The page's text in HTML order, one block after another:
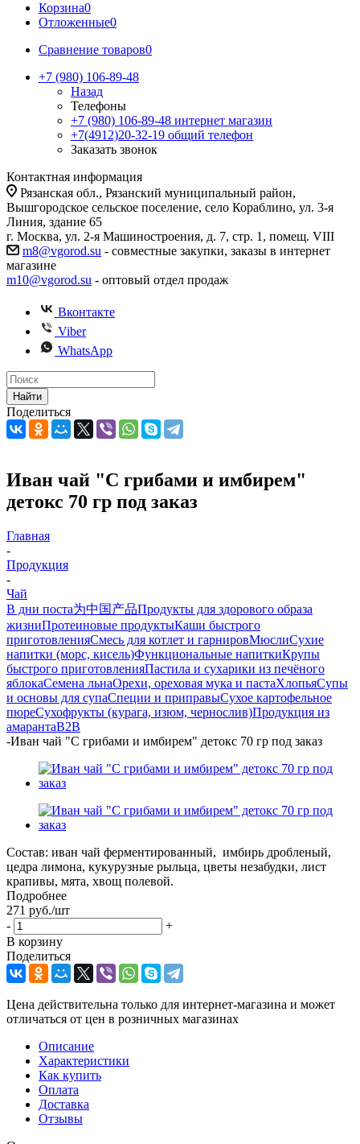
Корзина0
Отложенные0
Сравнение товаров0
+7 (980) 106-89-48
Назад
Телефоны
+7 (980) 106-89-48 интернет магазин
+7(4912)20-32-19 общий телефон
Заказать звонок
Контактная информация
Рязанская обл., Рязанский муниципальный район,
Вышгородское сельское поселение, село Кораблино, ул. 3-я
Линия, здание 65
г. Москва, ул. 2-я Машиностроения, д. 7, стр. 1, помещ. VIII
m8@vgorod.su - совместные закупки, заказы в интернет
магазине
m10@vgorod.su - оптовый отдел продаж
Вконтакте
Viber
WhatsApp
Найти
Поделиться
Иван чай "С грибами и имбирем"
детокс 70 гр под заказ
Главная
-
Продукция
-
Чай
В дни поста为中国产品Продукты для здорового образа
жизниПротеиновые продуктыКаши быстрого
приготовленияСмесь для котлет и гарнировМюслиСухие
напитки (морс, кисель)Функциональные напиткиКрупы
быстрого приготовленияПастила и сухарики из печёного
яблокаСемена льнаОрехи, ореховая мука и пастаХлопьяСупы
и основы для супаСпеции и приправыСухое картофельное
пюреСухофрукты (курага, изюм, чернослив)Продукция из
амарантаB2B
-Иван чай "С грибами и имбирем" детокс 70 гр под заказ
Состав: иван чай ферментированный, имбирь дробленый,
цедра лимона, кукурузные рыльца, цветы незабудки, лист
крапивы, мята, хвощ полевой.
Подробнее
271 руб./шт
-
+
В корзину
Поделиться
Цена действительна только для интернет-магазина и может
отличаться от цен в розничных магазинах
Описание
Характеристики
Как купить
Оплата
Доставка
Отзывы